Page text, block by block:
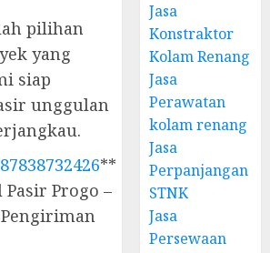
pilihan
yang
siap
unggulan
**
Pasir Progo –
Jasa
Konstraktor
Kolam Renang
Jasa
Perawatan
kolam renang
Jasa
Perpanjangan
STNK
Jasa
Persewaan